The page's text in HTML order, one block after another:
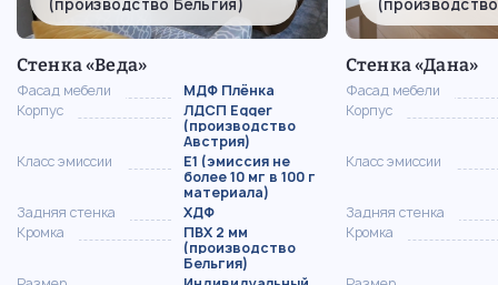
(производство Бельгия)
Стенка «Веда»
Фасад мебели
МДФ Плёнка
Корпус
ЛДСП Egger
(производство
Австрия)
Класс эмиссии
Е1 (эмиссия не
более 10 мг в 100 г
материала)
Задняя стенка
ХДФ
Кромка
ПВХ 2 мм
(производство
Бельгия)
Стенка «Дана»
Фасад мебели
Корпус
Класс эмиссии
Задняя стенка
Кромка